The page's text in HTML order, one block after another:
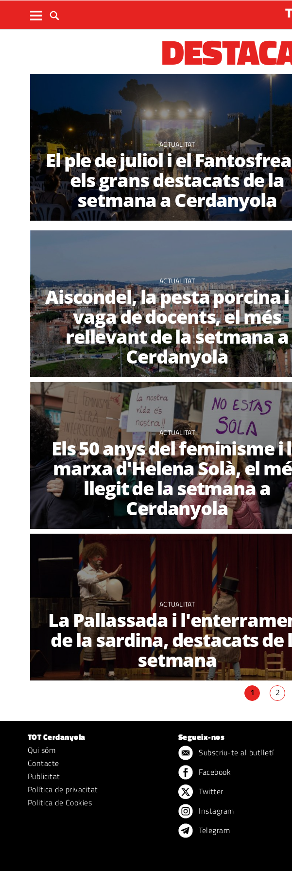
ACTUALITAT
El ple de juliol i el
els grans destacats de la
setmana a Cerdanyola
ACTUALITAT
Aiscondel, la pesta porcina
vaga de docents, el més
rellevant de la setmana a
Cerdanyola
ACTUALITAT
Els 50 anys del feminisme i
marxa d'Helena Solà, el
llegit de la setmana a
Cerdanyola
ACTUALITAT
La Pallassada i
de la sardina, destacats de
setmana
1 2
TOT Cerdanyola
Qui sóm
Contacte
Publicitat
Política de privacitat
Politica de Cookies
Segueix-nos
Subscriu-te al butlletí
Facebook
Twitter
Instagram
Telegram